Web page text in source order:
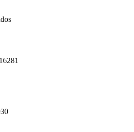
16281